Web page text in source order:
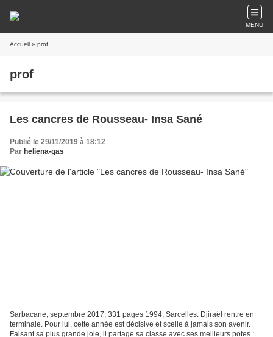
MENU
Accueil » prof
prof
Les cancres de Rousseau- Insa Sané
Publié le 29/11/2019 à 18:12
Par heliena-gas
Sarbacane, septembre 2017, 331 pages 1994, Sarcelles. Djiraël rentre en
terminale. Pour lui, cette année est décisive et scelle à jamais son avenir.
Faisant sa plus grande joie, il partage sa classe avec ses meilleurs potes :